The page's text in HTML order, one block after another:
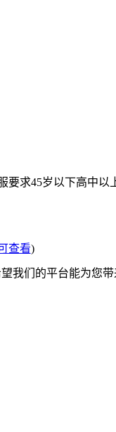
求45岁以下高中
查看)
我们的平台能为您带